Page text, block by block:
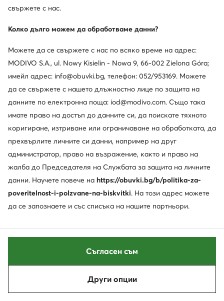
още 15% Код: SUMMER
Дамска чанта · Бордо
Дамска чанта · Цветен
Редовна цена154,99 €-9%
Най-ниска цена154,99 € -9%
Guess
Дамска чанта · Червен
Guess
Дамска чанта · Черен
Актуална цена
139,99
Редовна цена154,99 €-9%
свържете с нас.
Колко дълго можем да обработваме данни?
Можете да се свържете с нас по всяко време на адрес:
MODIVO S.A., ul. Nowy Kisielin - Nowa 9, 66-002 Zielona Góra;
имейл адрес: info@obuvki.bg, телефон: 052/953169. Можете
да се свържете с нашето длъжностно лице по защита на
данните по електронна поща: iod@modivo.com. Също така
имате право на достъп до данните си, да поискате тяхното
коригиране, изтриване или ограничаване на обработката, да
прехвърлите личните си данни, например на друг
администратор, право на възражение, както и право на
жалба до Председателя на Службата за защита на личните
данни. Научете повече на https://obuvki.bg/b/politika-za-
poveritelnost-i-polzvane-na-biskvitki. На този адрес можете
да се запознаете и със списъка на нашите партньори.
Други опции
Съгласен съм